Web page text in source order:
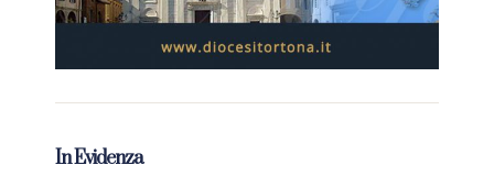
In Evidenza